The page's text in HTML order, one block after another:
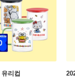
리컵